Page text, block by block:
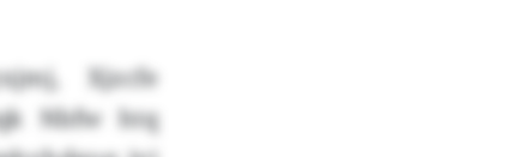
Xjzcfe
Nbfw htq